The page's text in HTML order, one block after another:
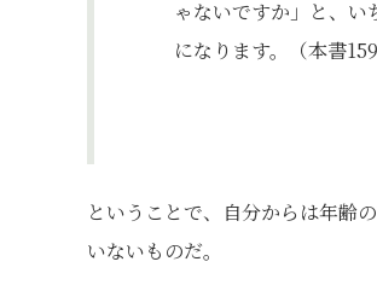
ゃないですか」と、
になります。（本書
ということで、自分からは年齢
いないものだ。